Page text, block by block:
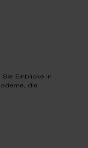
Einblicke in
die